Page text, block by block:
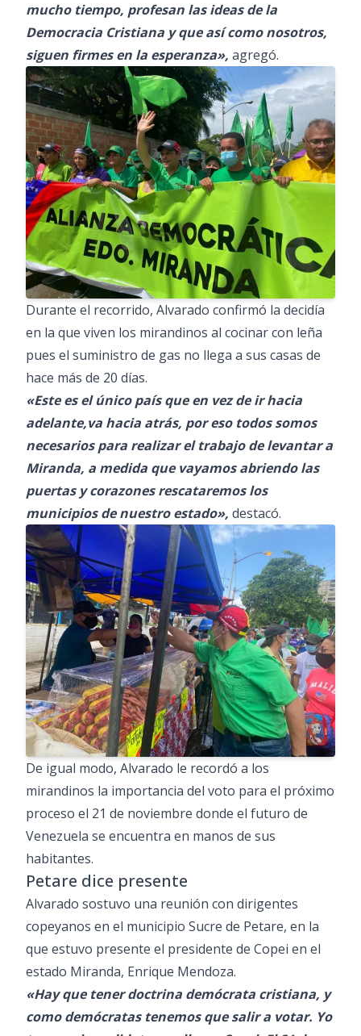
mucho tiempo, profesan las ideas de la
Democracia Cristiana y que así como nosotros,
siguen firmes en la esperanza», agregó.
Durante el recorrido, Alvarado confirmó la decidía
en la que viven los mirandinos al cocinar con leña
pues el suministro de gas no llega a sus casas de
hace más de 20 días.
«Este es el único país que en vez de ir hacia
adelante,va hacia atrás, por eso todos somos
necesarios para realizar el trabajo de levantar a
Miranda, a medida que vayamos abriendo las
puertas y corazones rescataremos los
municipios de nuestro estado», destacó.
De igual modo, Alvarado le recordó a los
mirandinos la importancia del voto para el próximo
proceso el 21 de noviembre donde el futuro de
Venezuela se encuentra en manos de sus
habitantes.
Petare dice presente
Alvarado sostuvo una reunión con dirigentes
copeyanos en el municipio Sucre de Petare, en la
que estuvo presente el presidente de Copei en el
estado Miranda, Enrique Mendoza.
«Hay que tener doctrina demócrata cristiana, y
como demócratas tenemos que salir a votar. Yo